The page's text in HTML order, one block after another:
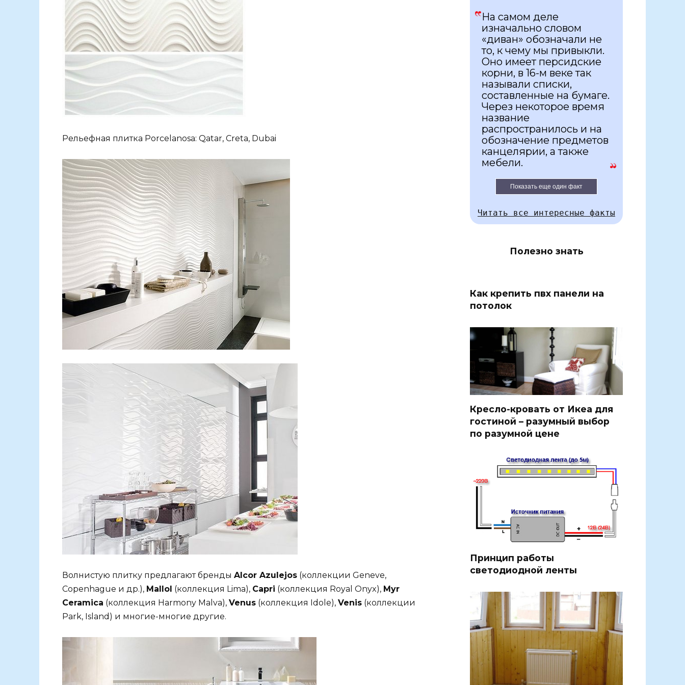
Рельефная плитка Porcelanosa: Qatar, Creta, Dubai
Волнистую плитку предлагают бренды Alcor Azulejos (коллекции Geneve,
Copenhague и др.), Mallol (коллекция Lima), Capri (коллекция Royal Onyx), Myr
Ceramica (коллекция Harmony Malva), Venus (коллекция Idole), Venis (коллекции
Park, Island) и многие-многие другие.
На самом деле
изначально словом
«диван» обозначали не
то, к чему мы привыкли.
Оно имеет персидские
корни, в 16-м веке так
называли списки,
составленные на бумаге.
Через некоторое время
название
распространилось и на
обозначение предметов
канцелярии, а также
мебели.
Показать еще один факт
Читать все интересные факты
Полезно знать
Как крепить пвх панели на
потолок
Кресло-кровать от Икеа для
гостиной – разумный выбор
по разумной цене
Принцип работы
светодиодной ленты